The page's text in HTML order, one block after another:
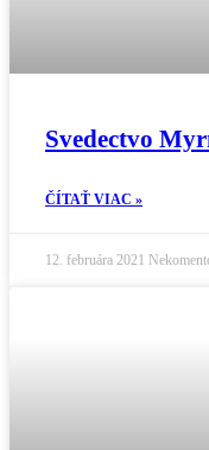
Svedectvo
ČÍTAŤ VIAC »
12. februára 2021